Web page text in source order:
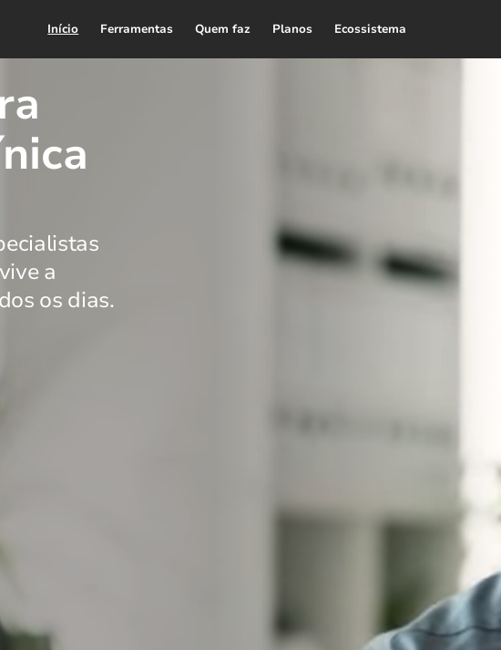
Início Ferramentas Quem faz Planos Ecossistema
a
os dias.